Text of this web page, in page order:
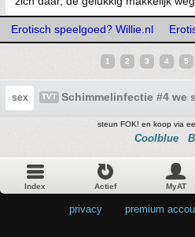
Erotisch speelgoed? Willie.nl
1 2 3 4 5
sex TVT Schimmelinfectie #4 we
steun FOK! en koop via
Coolblue
Index Actief MyAT
privacy premium